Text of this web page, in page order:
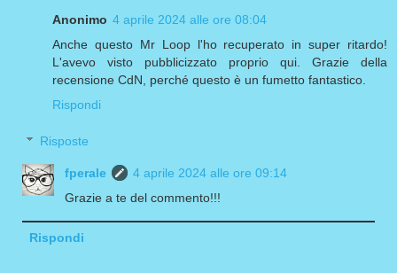
Anonimo 4 aprile 2024 alle ore 08:04
Anche questo Mr Loop l'ho recuperato in super ritardo!
L'avevo visto pubblicizzato proprio qui. Grazie della
recensione CdN, perché questo è un fumetto fantastico.
Rispondi
Risposte
fperale
4 aprile 2024 alle ore 09:14
Grazie a te del commento!!!
Rispondi